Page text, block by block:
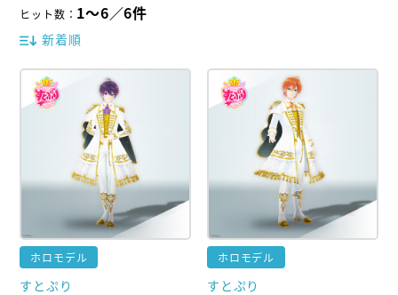
ヒット数 ： 1～6／6件
新着順
ホロモデル
すとぷり
ホロモデル
すとぷり